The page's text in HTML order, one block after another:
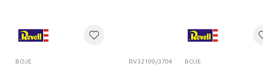
BOJE RV32199/3704 BOJE